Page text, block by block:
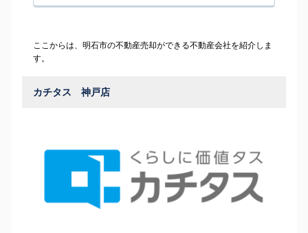
ここからは、明石市の不動産売却ができる不動産会社を紹介しま
す。
カチタス 神戸店